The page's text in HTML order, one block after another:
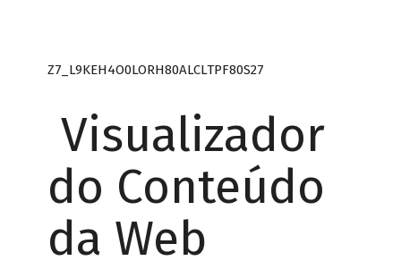
Z7_L9KEH4O0LORH80ALCLTPF80S27
Visualizador
do Conteúdo
da Web